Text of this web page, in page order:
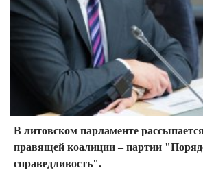
В литовском парламенте
правящей коалиции – партии
справедливость".